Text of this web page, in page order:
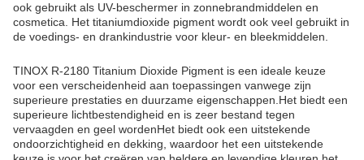
ook gebruikt als UV-beschermer in zonnebrandmiddelen en
cosmetica. Het titaniumdioxide pigment wordt ook veel gebruikt in
de voedings- en drankindustrie voor kleur- en bleekmiddelen.
TINOX R-2180 Titanium Dioxide Pigment is een ideale keuze
voor een verscheidenheid aan toepassingen vanwege zijn
superieure prestaties en duurzame eigenschappen.Het biedt een
superieure lichtbestendigheid en is zeer bestand tegen
vervaagden en geel wordenHet biedt ook een uitstekende
ondoorzichtigheid en dekking, waardoor het een uitstekende